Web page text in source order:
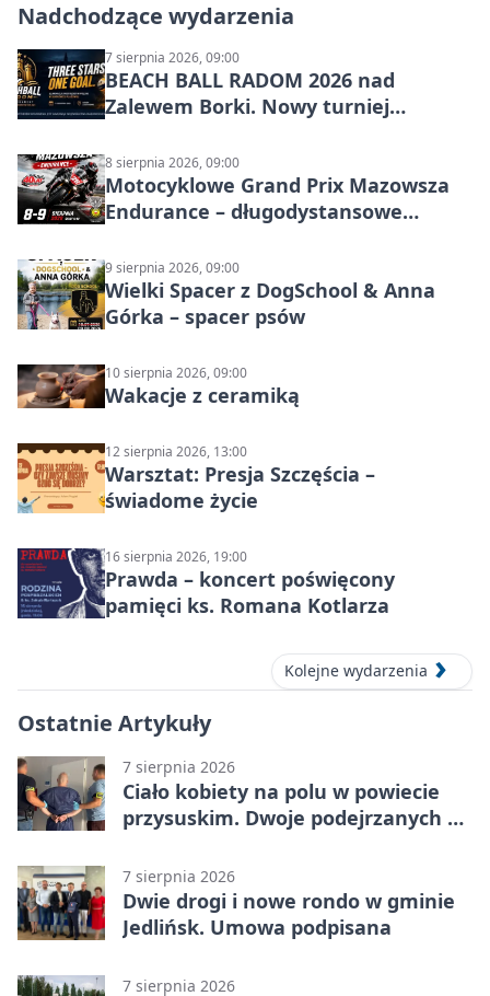
Nadchodzące wydarzenia
7 sierpnia 2026, 09:00
BEACH BALL RADOM 2026 nad
Zalewem Borki. Nowy turniej
8 sierpnia 2026, 09:00
Motocyklowe Grand Prix Mazowsza
Endurance – długodystansowe
9 sierpnia 2026, 09:00
Wielki Spacer z DogSchool & Anna
Górka – spacer psów
10 sierpnia 2026, 09:00
Wakacje z ceramiką
12 sierpnia 2026, 13:00
Warsztat: Presja Szczęścia –
świadome życie
16 sierpnia 2026, 19:00
Prawda – koncert poświęcony
pamięci ks. Romana Kotlarza
Kolejne wydarzenia
Ostatnie Artykuły
7 sierpnia 2026
Ciało kobiety na polu w powiecie
przysuskim. Dwoje podejrzanych w
7 sierpnia 2026
Dwie drogi i nowe rondo w gminie
Jedlińsk. Umowa podpisana
7 sierpnia 2026